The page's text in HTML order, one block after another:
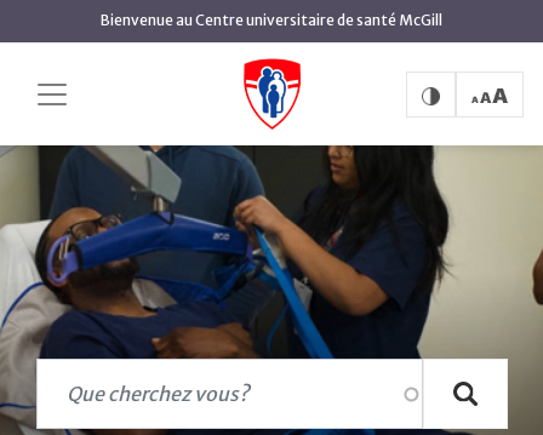
Aller
au
contenu
principal
Bienvenue au Centre universitaire de santé McGill